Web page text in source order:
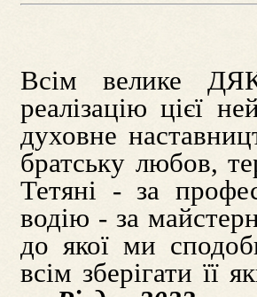
Всім велике
реалізацію цієї
духовне
братську любов,
Тетяні - за
водію - за
до якої ми
всім зберігати її